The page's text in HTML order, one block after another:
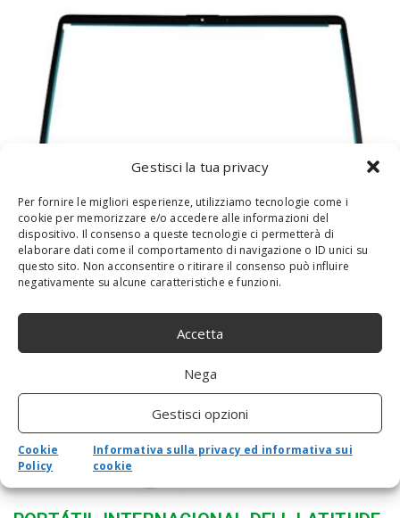
Gestisci la tua privacy
Per fornire le migliori esperienze, utilizziamo tecnologie come i
cookie per memorizzare e/o accedere alle informazioni del
dispositivo. Il consenso a queste tecnologie ci permetterà di
elaborare dati come il comportamento di navigazione o ID unici su
questo sito. Non acconsentire o ritirare il consenso può influire
negativamente su alcune caratteristiche e funzioni.
Accetta
Nega
Gestisci opzioni
Cookie
Policy
Informativa sulla privacy ed informativa sui
cookie
HP L63608-001 Accessori Originale per
Computer Portatile